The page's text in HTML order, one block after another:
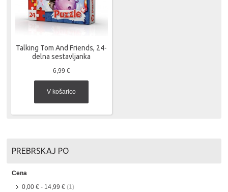
Talking Tom And Friends, 24-
delna sestavljanka
6,99 €
V košarico
PREBRSKAJ PO
Cena
0,00 € - 14,99 € (1)